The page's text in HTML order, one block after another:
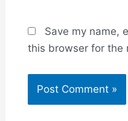
Save my name,
this browser for the